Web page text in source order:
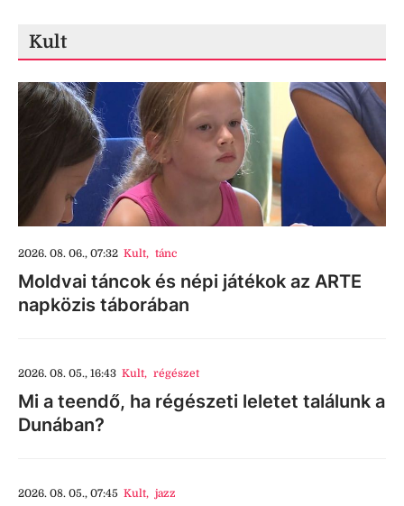
Kult
2026. 08. 06., 07:32 Kult, tánc
Moldvai táncok és népi játékok az ARTE
napközis táborában
2026. 08. 05., 16:43 Kult, régészet
Mi a teendő, ha régészeti leletet találunk a
Dunában?
2026. 08. 05., 07:45 Kult, jazz